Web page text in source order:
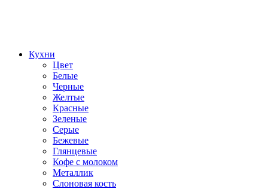
Кухни
Цвет
Белые
Черные
Желтые
Красные
Зеленые
Серые
Бежевые
Глянцевые
Кофе с молоком
Металлик
Слоновая кость